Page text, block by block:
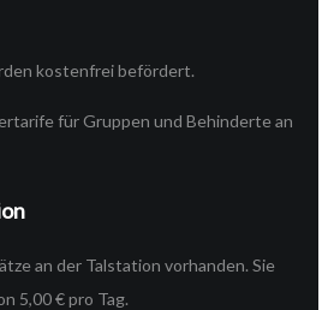
kostenfrei befördert.
für Gruppen und Behinderte an
an der Talstation vorhanden. Sie
5,00 € pro Tag.